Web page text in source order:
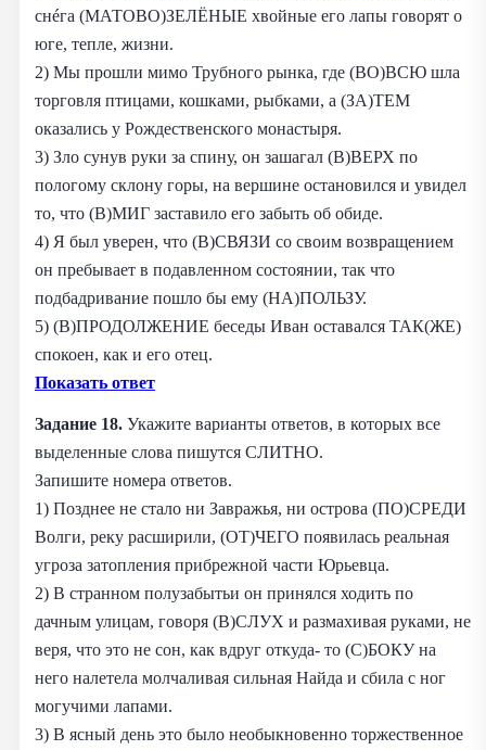
снéга (МАТОВО)ЗЕЛЁНЫЕ хвойные его лапы говорят о
юге, тепле, жизни.
2) Мы прошли мимо Трубного рынка, где (ВО)ВСЮ шла
торговля птицами, кошками, рыбками, а (ЗА)ТЕМ
оказались у Рождественского монастыря.
3) Зло сунув руки за спину, он зашагал (В)ВЕРХ по
пологому склону горы, на вершине остановился и увидел
то, что (В)МИГ заставило его забыть об обиде.
4) Я был уверен, что (В)СВЯЗИ со своим возвращением
он пребывает в подавленном состоянии, так что
подбадривание пошло бы ему (НА)ПОЛЬЗУ.
5) (В)ПРОДОЛЖЕНИЕ беседы Иван оставался ТАК(ЖЕ)
спокоен, как и его отец.
Показать ответ
Задание 18. Укажите варианты ответов, в которых все
выделенные слова пишутся СЛИТНО.
Запишите номера ответов.
1) Позднее не стало ни Завражья, ни острова (ПО)СРЕДИ
Волги, реку расширили, (ОТ)ЧЕГО появилась реальная
угроза затопления прибрежной части Юрьевца.
2) В странном полузабытьи он принялся ходить по
дачным улицам, говоря (В)СЛУХ и размахивая руками, не
веря, что это не сон, как вдруг откуда- то (С)БОКУ на
него налетела молчаливая сильная Найда и сбила с ног
могучими лапами.
3) В ясный день это было необыкновенно торжественное